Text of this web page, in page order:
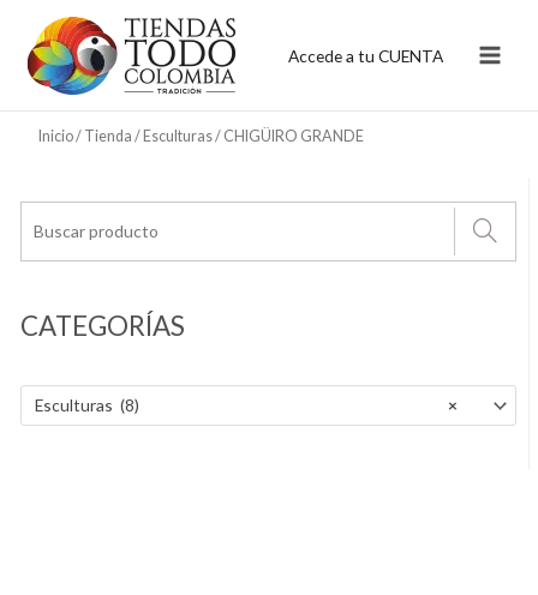
contenido
Accede a tu CUENTA
Inicio/ Tienda / Esculturas/ CHIGÜIRO GRANDE
CATEGORÍAS
×
Esculturas (8)